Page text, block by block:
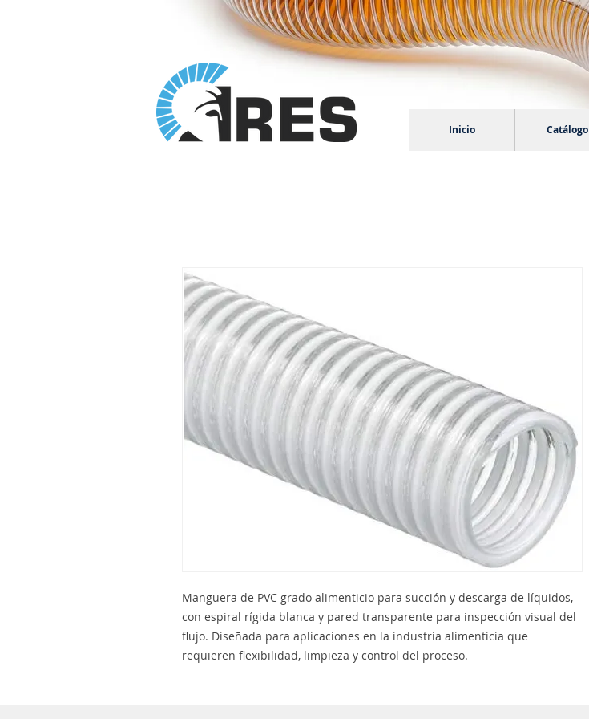
Inicio Catálogo
Manguera de PVC grado alimenticio para succión y descarga de líquidos,
con espiral rígida blanca y pared transparente para inspección visual del
flujo. Diseñada para aplicaciones en la industria alimenticia que
requieren flexibilidad, limpieza y control del proceso.